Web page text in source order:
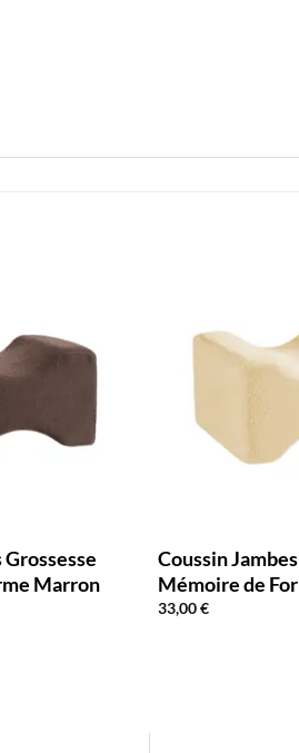
Marron
Coussin
Mémoire de
33,00€